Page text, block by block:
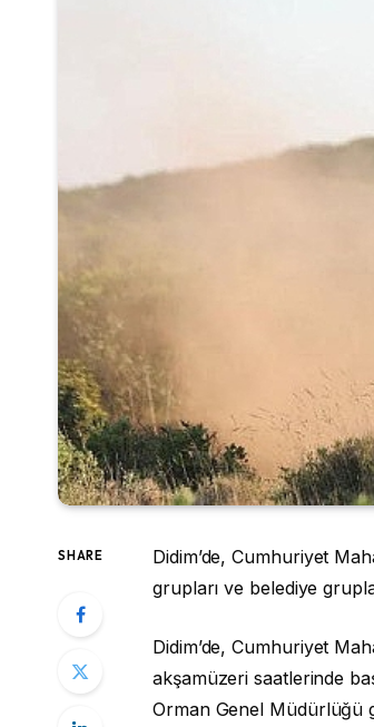
SHARE
Didim’de, Cumhuriyet
grupları ve belediye
Didim’de, Cumhuriyet
akşamüzeri saatlerinde
Orman Genel Müdürlüğü